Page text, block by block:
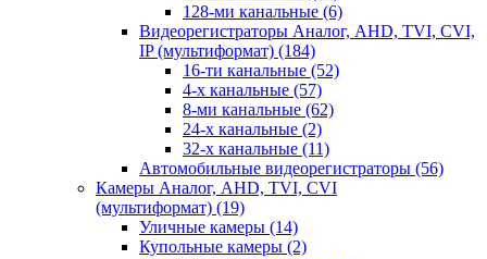
128-ми канальные (6)
Видеорегистраторы Аналог, AHD, TVI, CVI,
IP (мультиформат) (184)
16-ти канальные (52)
4-х канальные (57)
8-ми канальные (62)
24-х канальные (2)
32-х канальные (11)
Автомобильные видеорегистраторы (56)
Камеры Аналог, AHD, TVI, CVI
(мультиформат) (19)
Уличные камеры (14)
Купольные камеры (2)